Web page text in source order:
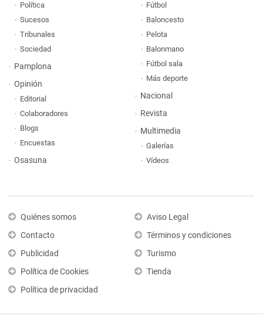
Política
Sucesos
Tribunales
Sociedad
Pamplona
Opinión
Editorial
Colaboradores
Blogs
Encuestas
Osasuna
Fútbol
Baloncesto
Pelota
Balonmano
Fútbol sala
Más deporte
Nacional
Revista
Multimedia
Galerías
Vídeos
Quiénes somos
Contacto
Publicidad
Política de Cookies
Política de privacidad
Aviso Legal
Términos y condiciones
Turismo
Tienda